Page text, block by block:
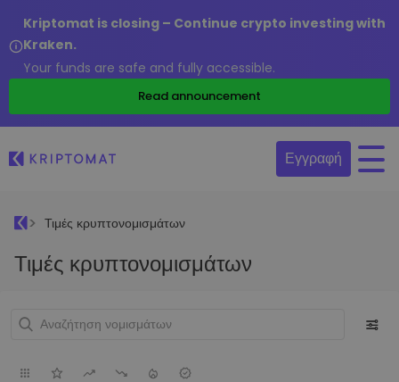
Kriptomat is closing – Continue crypto investing with
Kraken.
Your funds are safe and fully accessible.
Read announcement
Εγγραφή
Τιμές κρυπτονομισμάτων
Τιμές κρυπτονομισμάτων